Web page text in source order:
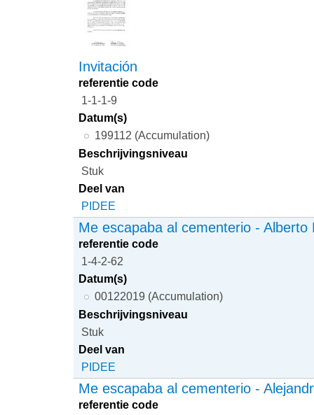
Invitación
referentie code
1-1-1-9
Datum(s)
199112 (Accumulation)
Beschrijvingsniveau
Stuk
Deel van
PIDEE
Me escapaba al cementerio - Alberto
referentie code
1-4-2-62
Datum(s)
00122019 (Accumulation)
Beschrijvingsniveau
Stuk
Deel van
PIDEE
Me escapaba al cementerio -
referentie code